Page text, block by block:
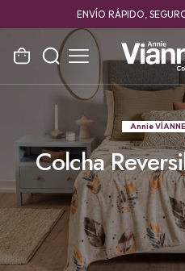
ENVÍO RÁPIDO,
Annie
Colcha